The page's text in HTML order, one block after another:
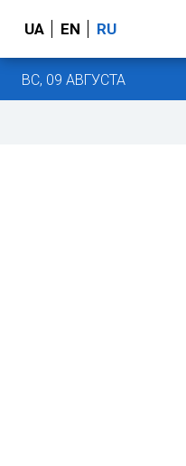
UA EN RU
ВС, 09 АВГУСТА